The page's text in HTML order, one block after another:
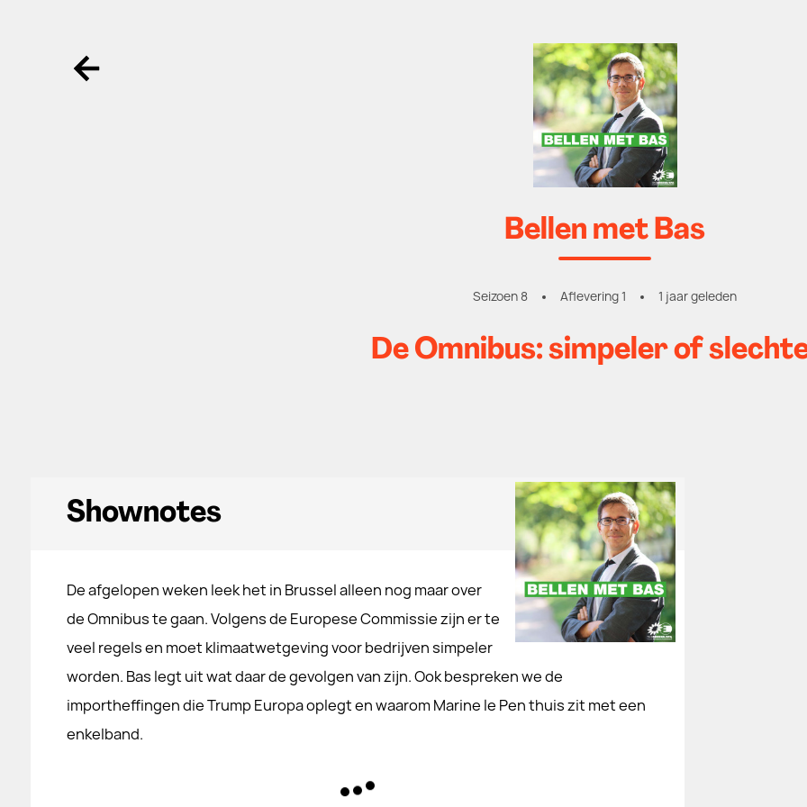
Ga terug
Bellen met Bas
Seizoen 8 Aflevering 1 1 jaar geleden
De Omnibus: simpeler of
Shownotes
De afgelopen weken leek het in Brussel alleen nog maar over
de Omnibus te gaan. Volgens de Europese Commissie zijn er te
veel regels en moet klimaatwetgeving voor bedrijven simpeler
worden. Bas legt uit wat daar de gevolgen van zijn. Ook bespreken we de
importheffingen die Trump Europa oplegt en waarom Marine le Pen thuis zit met een
enkelband.